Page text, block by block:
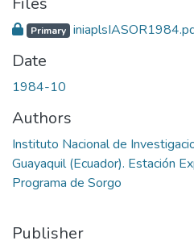
Primary
Date
1984-10
Authors
Instituto Nacional de
Guayaquil (Ecuador). Estación
Programa de Sorgo
Publisher